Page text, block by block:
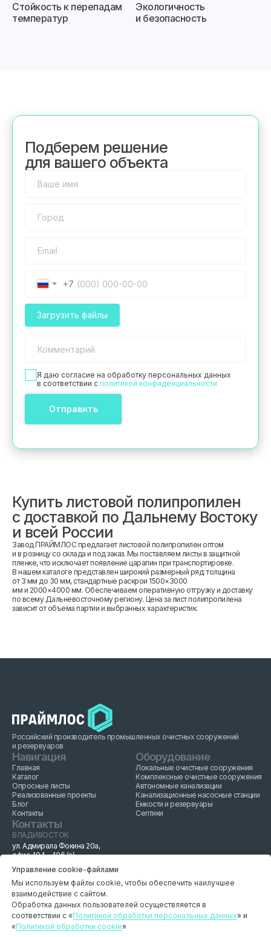
Стойкость к перепадам
температур
Экологичность
и безопасность
Подберем решение
для вашего объекта
+7
Загрузить файлы
Я даю согласие на обработку персональных данных
в соответствии с политикой конфиденциальности
Отправить
Купить листовой полипропилен
с доставкой по Дальнему Востоку
и всей России
Завод ПРАЙМЛОС предлагает листовой полипропилен оптом
и в розницу со склада и под заказ. Мы поставляем листы в защитной
пленке, что исключает появление царапин при транспортировке.
В нашем каталоге представлен широкий размерный ряд: толщина
от 3 мм до 30 мм, стандартные раскрои 1500×3000
мм и 2000×4000 мм. Обеспечиваем оперативную отгрузку и доставку
по всему Дальневосточному региону. Цена за лист полипропилена
зависит от объема партии и выбранных характеристик.
Российский производитель промышленных очистных сооружений
и резервуаров
Навигация
Главная
Каталог
Опросные листы
Реализованные проекты
Блог
Контакты
Оборудование
Локальные очистные сооружения
Комплексные очистные сооружения
Автономные канализации
Канализационные насосные станции
Емкости и резервуары
Септики
Контакты
ВЛАДИВОСТОК
ул. Адмирала Фокина 20а,
офис 404 - 406 (а)
+ 7 914 970 41 11
INFO@PRIMELOS.RU
РЕСПУБЛИКА БЕЛАРУСЬ
г. Наровля, ул. Минская 40Б
+ 375 33 362 35 05
PRIMELOS.BEL@GMAIL.COM
Управление cookie-файлами
Мы используем файлы cookie, чтобы обеспечить наилучшее
взаимодействие с сайтом.
Обработка данных пользователей осуществляется в
соответствии с «Политикой обработки персональных данных» и
«Политикой обработки cookie»